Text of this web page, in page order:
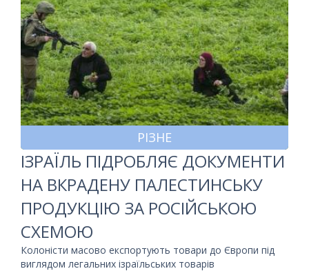
РІЗНЕ
ІЗРАЇЛЬ ПІДРОБЛЯЄ ДОКУМЕНТИ
НА ВКРАДЕНУ ПАЛЕСТИНСЬКУ
ПРОДУКЦІЮ ЗА РОСІЙСЬКОЮ
СХЕМОЮ
Колоністи масово експортують товари до Європи під
виглядом легальних ізраїльських товарів